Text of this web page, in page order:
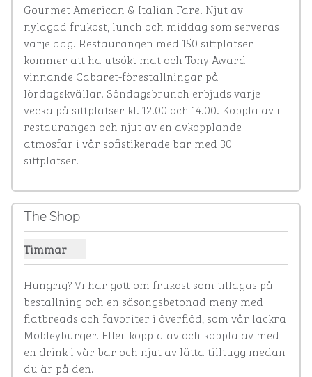
Gourmet American & Italian Fare. Njut av
nylagad frukost, lunch och middag som serveras
varje dag. Restaurangen med 150 sittplatser
kommer att ha utsökt mat och Tony Award-
vinnande Cabaret-föreställningar på
lördagskvällar. Söndagsbrunch erbjuds varje
vecka på sittplatser kl. 12.00 och 14.00. Koppla av i
restaurangen och njut av en avkopplande
atmosfär i vår sofistikerade bar med 30
sittplatser.
The Shop
Timmar
Visa timmar för butiken
Hungrig? Vi har gott om frukost som tillagas på
beställning och en säsongsbetonad meny med
flatbreads och favoriter i överflöd, som vår läckra
Mobleyburger. Eller koppla av och koppla av med
en drink i vår bar och njut av lätta tilltugg medan
du är på den.